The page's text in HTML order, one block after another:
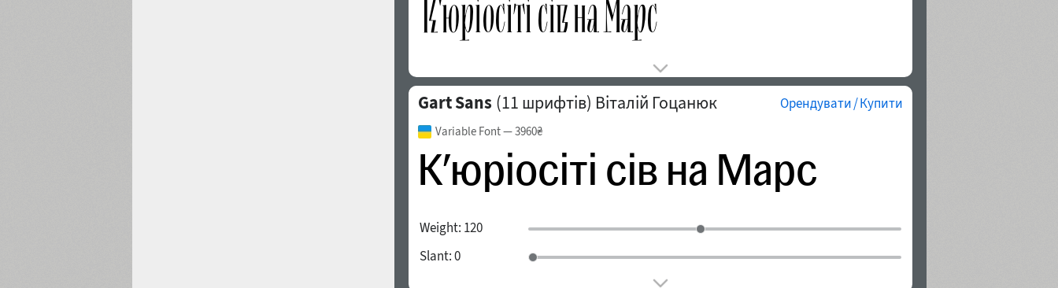
Gart Sans (11 шрифтів) Віталій Гоцанюк Орендувати / Купити
Variable Font— 3960₴
Weight: 120
Slant:0